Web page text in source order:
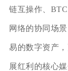
链互操作、
网络的协同场
易的数字资产
展红利的核心